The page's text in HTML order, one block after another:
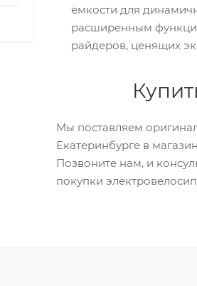
ёмкости для
расширенным
райдеров, ценящих
Мы поставляем
Екатеринбурге в
Позвоните нам, и
покупки